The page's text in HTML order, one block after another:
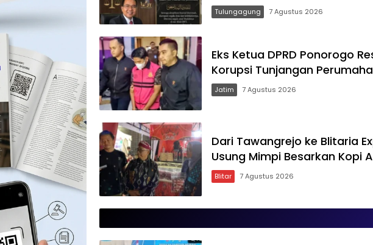
Tulungagung 7 Agustus 2026
Eks Ketua DPRD Ponorogo
Korupsi Tunjangan
Jatim 7 Agustus 2026
Dari Tawangrejo ke Blitaria
Usung Mimpi Besarkan Kopi
Blitar 7 Agustus 2026
Memo.co.id
| Memberi